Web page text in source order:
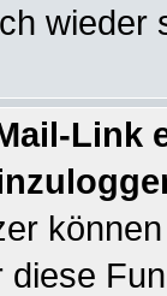
wieder
Link
diese